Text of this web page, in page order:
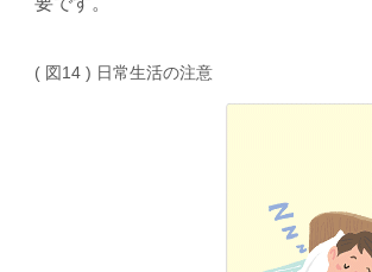
( 図14 ) 日常生活の注意